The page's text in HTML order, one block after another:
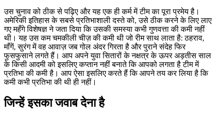
उस चुनाव को ठीक से पढ़िए और यह एक ही कर्म में टीम का पूरा प्रमेय है।
अमेरिकी इतिहास के सबसे प्रतिभाशाली दस्ते को, उसे ठीक करने के लिए लाए
गए महँगे विशेषज्ञ ने जता दिया कि उसकी समस्या कभी गुणवत्ता की कमी नहीं
थी। यह उस कम चमकीली चीज़ की कमी थी जो रीम साथ लाता है: ठहराव,
माँगें, सुरंग में वह आवाज़ जब गोल अंदर गिरता है और पुराने संदेह फिर
फुसफुसाने लगते हैं। आप अपने युवा सितारों के नक्षत्र के ऊपर अड़तीस साल
के किसी आदमी को इसलिए कप्तान नहीं बनाते कि आपको लगता है टीम में
प्रतिभा की कमी है। आप ऐसा इसलिए करते हैं कि आपने तय कर लिया है कि
कमी कभी प्रतिभा की थी ही नहीं।
जिन्हें इसका जवाब देना है